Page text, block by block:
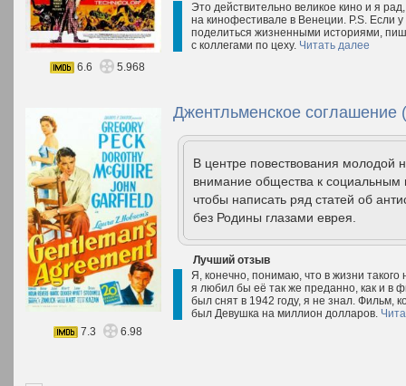
Это действительно великое кино и я
на кинофестивале в Венеции. P.S. Если у
поделиться жизненными историями,
с коллегами по цеху. Читать далее
6.6
5.968
Джентльменское соглашение
В центре повествования молодой
внимание общества к
чтобы написать ряд статей об
без Родины глазами еврея.
Лучший отзыв
Я, конечно, понимаю, что в жизни
я любил бы её так же преданно, как и в
был снят в 1942 году, я не знал. Фильм,
был Девушка на миллион долларов.
7.3
6.98